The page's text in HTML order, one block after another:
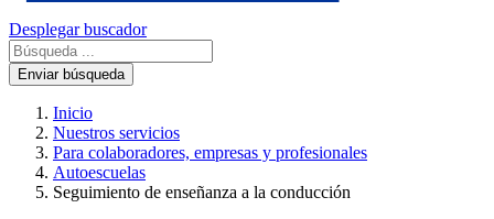
Desplegar buscador
Enviar búsqueda
Inicio
Nuestros servicios
Para colaboradores, empresas y profesionales
Autoescuelas
Seguimiento de enseñanza a la conducción